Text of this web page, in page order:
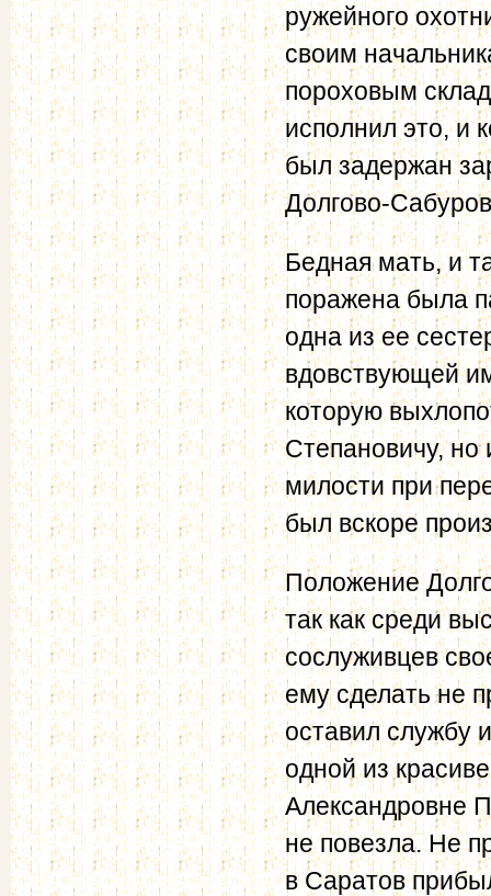
ружейного
своим
пороховым
исполнил это, и
был задержан
Долгово-
Бедная мать, и
поражена была
одна из ее
вдовствующей
которую
Степановичу, но
милости при
был вскоре
Положение
так как среди
сослуживцев
ему сделать не
оставил службу
одной из
Александровне
не повезла. Не
в Саратов